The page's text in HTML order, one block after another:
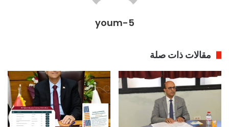
youm-5
مقالات ذات صلة